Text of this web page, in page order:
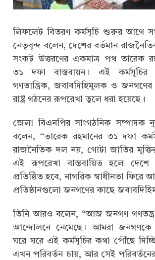
লিফলেট বিতরণ কর্মসূচি শুরুর আগে
নেতৃবৃন্দ বলেন, দেশের বর্তমান
সংকট উত্তরণের একমাত্র পথ তারেক
৩১ দফা বাস্তবায়ন। এই কর্মসূচির
গণতান্ত্রিক, জবাবদিহিমূলক ও জনগণের
রাষ্ট্র গঠনের রূপরেখা তুলে ধরা হয়েছে।
জেলা বিএনপির সাংগঠনিক সম্পাদক
বলেন, “তারেক রহমানের ৩১ দফা
রাজনৈতিক দল নয়, গোটা জাতির মুক্তির
এই রূপরেখা বাস্তবায়িত হলে
প্রতিষ্ঠিত হবে, নাগরিক স্বাধীনতা ফিরে
প্রতিষ্ঠানগুলো জনগণের কাছে
তিনি আরও বলেন, “আজ জনগণ গণতন্ত্র
আন্দোলনে নেমেছে। আমরা
ঘরে ঘরে এই কর্মসূচির কথা পৌঁছে
এখন পরিবর্তন চায়, আর সেই